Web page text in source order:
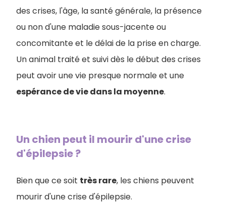
des crises, l'âge, la santé générale, la présence
ou non d'une maladie sous-jacente ou
concomitante et le délai de la prise en charge.
Un animal traité et suivi dès le début des crises
peut avoir une vie presque normale et une
espérance de vie dans la moyenne.
Un chien peut il mourir d'une crise
d'épilepsie ?
Bien que ce soit très rare, les chiens peuvent
mourir d'une crise d'épilepsie.